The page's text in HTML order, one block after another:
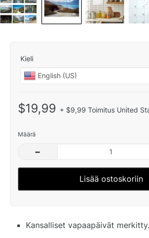
Kieli
$19,99 + $9,99 Toimitus United
Määrä
–
Lisää ostoskoriin
Kansalliset vapaapäivät merkitty.